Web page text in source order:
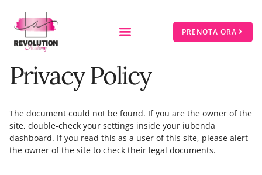
PRENOTA ORA
Privacy Policy
The document could not be found. If you are the owner of the
site, double-check your settings inside your iubenda
dashboard. If you read this as a user of this site, please alert
the owner of the site to check their legal documents.